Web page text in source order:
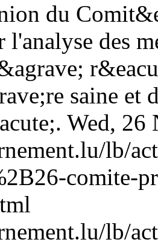
du
des
saine et
Wed, 26
lb/
comite-
lb/